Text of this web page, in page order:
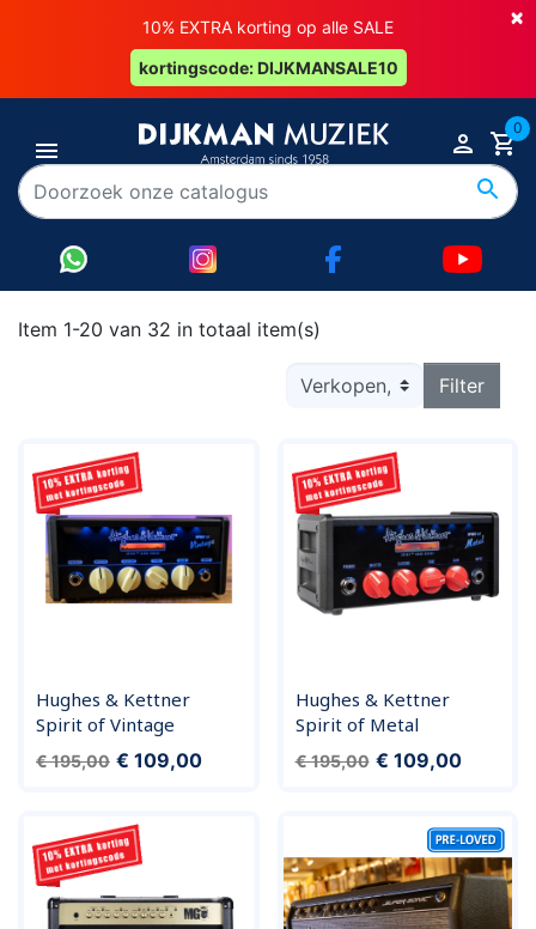
×
10% EXTRA korting op alle SALE
kortingscode: DIJKMANSALE10
0
Item 1-20 van 32 in totaal item(s)
Filter
Hughes & Kettner
Spirit of Vintage
Normale prijs
€ 195,00 Prijs
€ 109,00
Hughes & Kettner
Spirit of Metal
Normale prijs
€ 195,00 Prijs
€ 109,00